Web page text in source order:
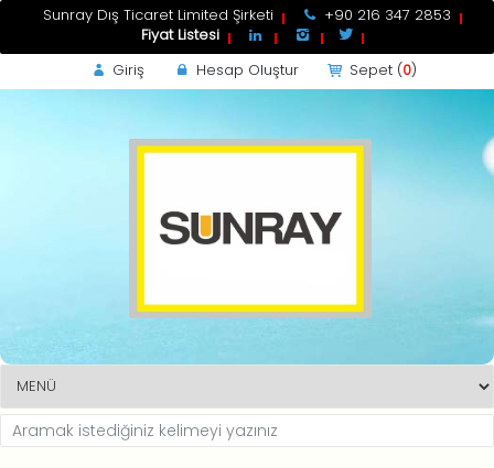
Sunray Dış Ticaret Limited Şirketi
+90 216 347 2853
Fiyat Listesi
Giriş
Hesap Oluştur Sepet (0)